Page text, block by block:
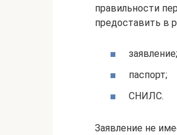
правильности
предоставить в
заявление;
паспорт;
СНИЛС.
Заявление не